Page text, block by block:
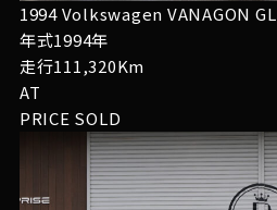
1994 Volkswagen VANAGON GL
年式1994年
走行111,320Km
AT
PRICE SOLD